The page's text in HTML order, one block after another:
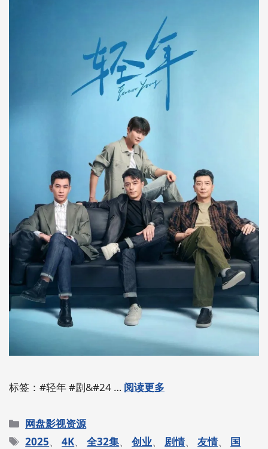
标签：#轻年 #剧&#24 … 阅读更多
分
类
网盘影视资源
标
2025、4K、全32集、创业、 剧情、友情、 国